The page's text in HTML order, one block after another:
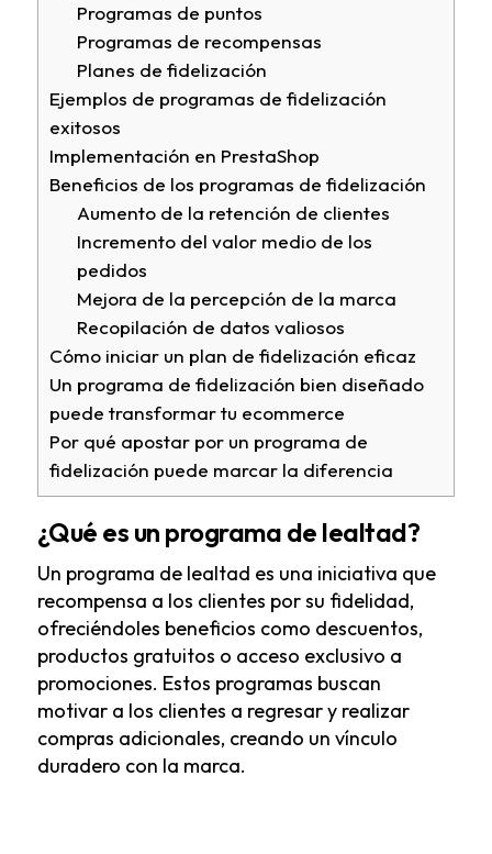
Programas de puntos
Programas de recompensas
Planes de fidelización
Ejemplos de programas de fidelización
exitosos
Implementación en PrestaShop
Beneficios de los programas de fidelización
Aumento de la retención de clientes
Incremento del valor medio de los
pedidos
Mejora de la percepción de la marca
Recopilación de datos valiosos
Cómo iniciar un plan de fidelización eficaz
Un programa de fidelización bien diseñado
puede transformar tu ecommerce
Por qué apostar por un programa de
fidelización puede marcar la diferencia
¿Qué es un programa de lealtad?
Un programa de lealtad es una iniciativa que
recompensa a los clientes por su fidelidad,
ofreciéndoles beneficios como descuentos,
productos gratuitos o acceso exclusivo a
promociones. Estos programas buscan
motivar a los clientes a regresar y realizar
compras adicionales, creando un vínculo
duradero con la marca.